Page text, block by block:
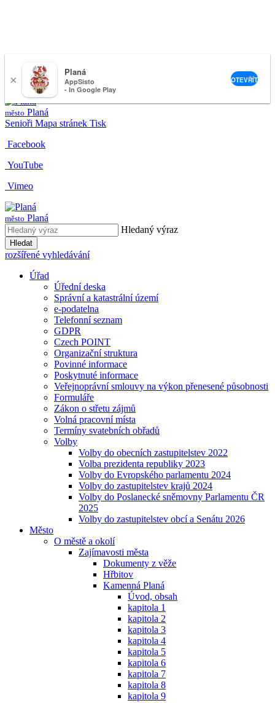
nemeckova@muplana.cz
město Planá
Senioři Mapa stránek Tisk
Facebook
YouTube
Vimeo
město Planá
Hledaný výraz
Hledat
rozšířené vyhledávání
Úřad
Úřední deska
Správní a katastrální území
e-podatelna
Telefonní seznam
GDPR
Czech POINT
Organizační struktura
Povinné informace
Poskytnuté informace
Veřejnoprávní smlouvy na výkon přenesené působnosti
Formuláře
Zákon o střetu zájmů
Volná pracovní místa
Termíny svatebních obřadů
Volby
Volby do obecních zastupitelstev 2022
Volba prezidenta republiky 2023
Volby do Evropského parlamentu 2024
Volby do zastupitelstev krajů 2024
Volby do Poslanecké sněmovny Parlamentu ČR
2025
Volby do zastupitelstev obcí a Senátu 2026
Město
O městě a okolí
Zajímavosti města
Dokumenty z věže
Hřbitov
Kamenná Planá
Úvod, obsah
kapitola 1
kapitola 2
kapitola 3
kapitola 4
kapitola 5
kapitola 6
kapitola 7
kapitola 8
kapitola 9
×
Planá
AppSisto
- In Google Play
OTEVŘÍT